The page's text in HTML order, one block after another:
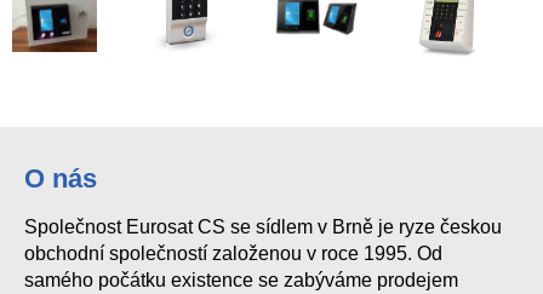
SYSF203BOX1 portable SYSDO
O nás
Společnost Eurosat CS se sídlem v Brně je ryze českou
obchodní společností založenou v roce 1995. Od
samého počátku existence se zabýváme prodejem